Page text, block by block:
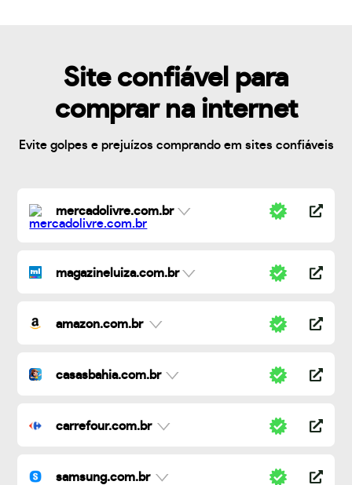
Site confiável para
comprar na internet
Evite golpes e prejuízos comprando em sites confiáveis
mercadolivre.com.br
magazineluiza.com.br
amazon.com.br
casasbahia.com.br
carrefour.com.br
samsung.com.br